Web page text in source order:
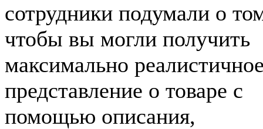
сотрудники подумали о
чтобы вы могли получить
максимально
представление о товаре с
помощью описания,